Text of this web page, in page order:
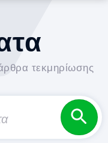
τεκμηρίωσης